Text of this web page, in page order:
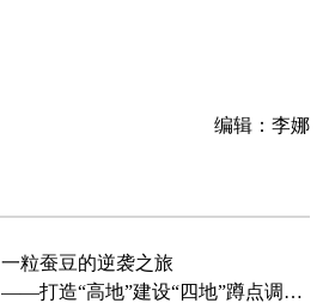
编辑：李娜
一粒蚕豆的逆袭之旅
——打造“高地”建设“四地”蹲点调研